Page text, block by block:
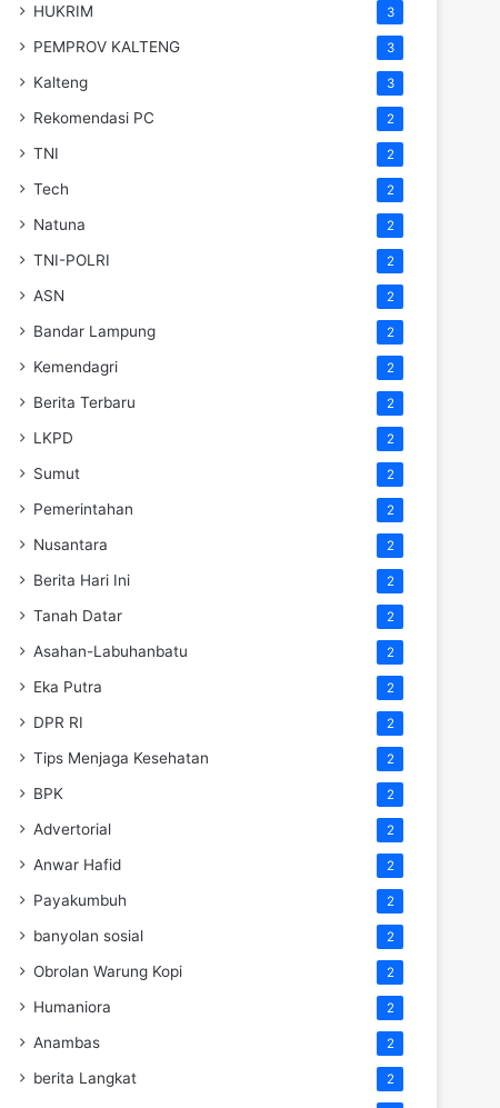
HUKRIM 3
PEMPROV KALTENG 3
Kalteng 3
Rekomendasi PC 2
TNI 2
Tech 2
Natuna 2
TNI-POLRI 2
ASN 2
Bandar Lampung 2
Kemendagri 2
Berita Terbaru 2
LKPD 2
Sumut 2
Pemerintahan 2
Nusantara 2
Berita Hari Ini 2
Tanah Datar 2
Asahan-Labuhanbatu 2
Eka Putra 2
DPR RI 2
Tips Menjaga Kesehatan 2
BPK 2
Advertorial 2
Anwar Hafid 2
Payakumbuh 2
banyolan sosial 2
Obrolan Warung Kopi 2
Humaniora 2
Anambas 2
berita Langkat 2